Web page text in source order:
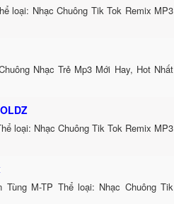
loại: Nhạc Chuông Tik Tok Remix MP3
Nhạc Trẻ Mp3 Mới Hay, Hot Nhất
loại: Nhạc Chuông Tik Tok Remix MP3
M-TP Thể loại: Nhạc Chuông Tik